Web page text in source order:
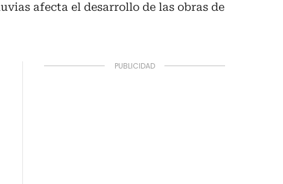
afecta el desarrollo de las obras de